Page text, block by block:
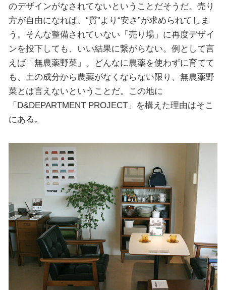
のデザインがなされてないということだそうだ。売り
方が自由になれば、“質”より“安さ”が求められてしま
う。そんな整備されていない「売り場」に再度デザイ
ンを投下しても、いい結果に繋がらない。例として言
えば「無農薬野菜」。どんなに農薬を使わずに育てて
も、土の成分から農薬がなくならない限り、無農薬野
菜とは言えないということだ。この地に
「D&DEPARTMENT PROJECT」を構えた理由はそこ
にある。